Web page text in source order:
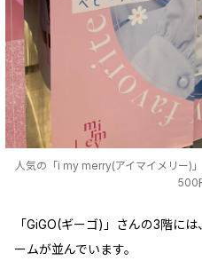
人気の「i my merry(アイマイメリー)
500
「GiGO(ギーゴ)」さんの3階に
ームが並んでいます。